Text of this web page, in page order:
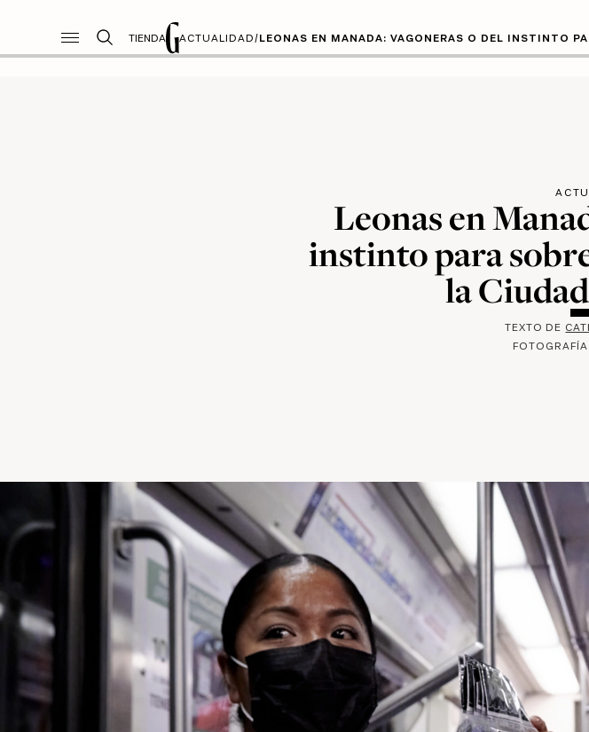
TIENDA ACTUALIDAD/LEONAS EN MANADA: VAGONERAS O DEL INSTINTO
Leonas en
instinto para
la
TEXTO DE